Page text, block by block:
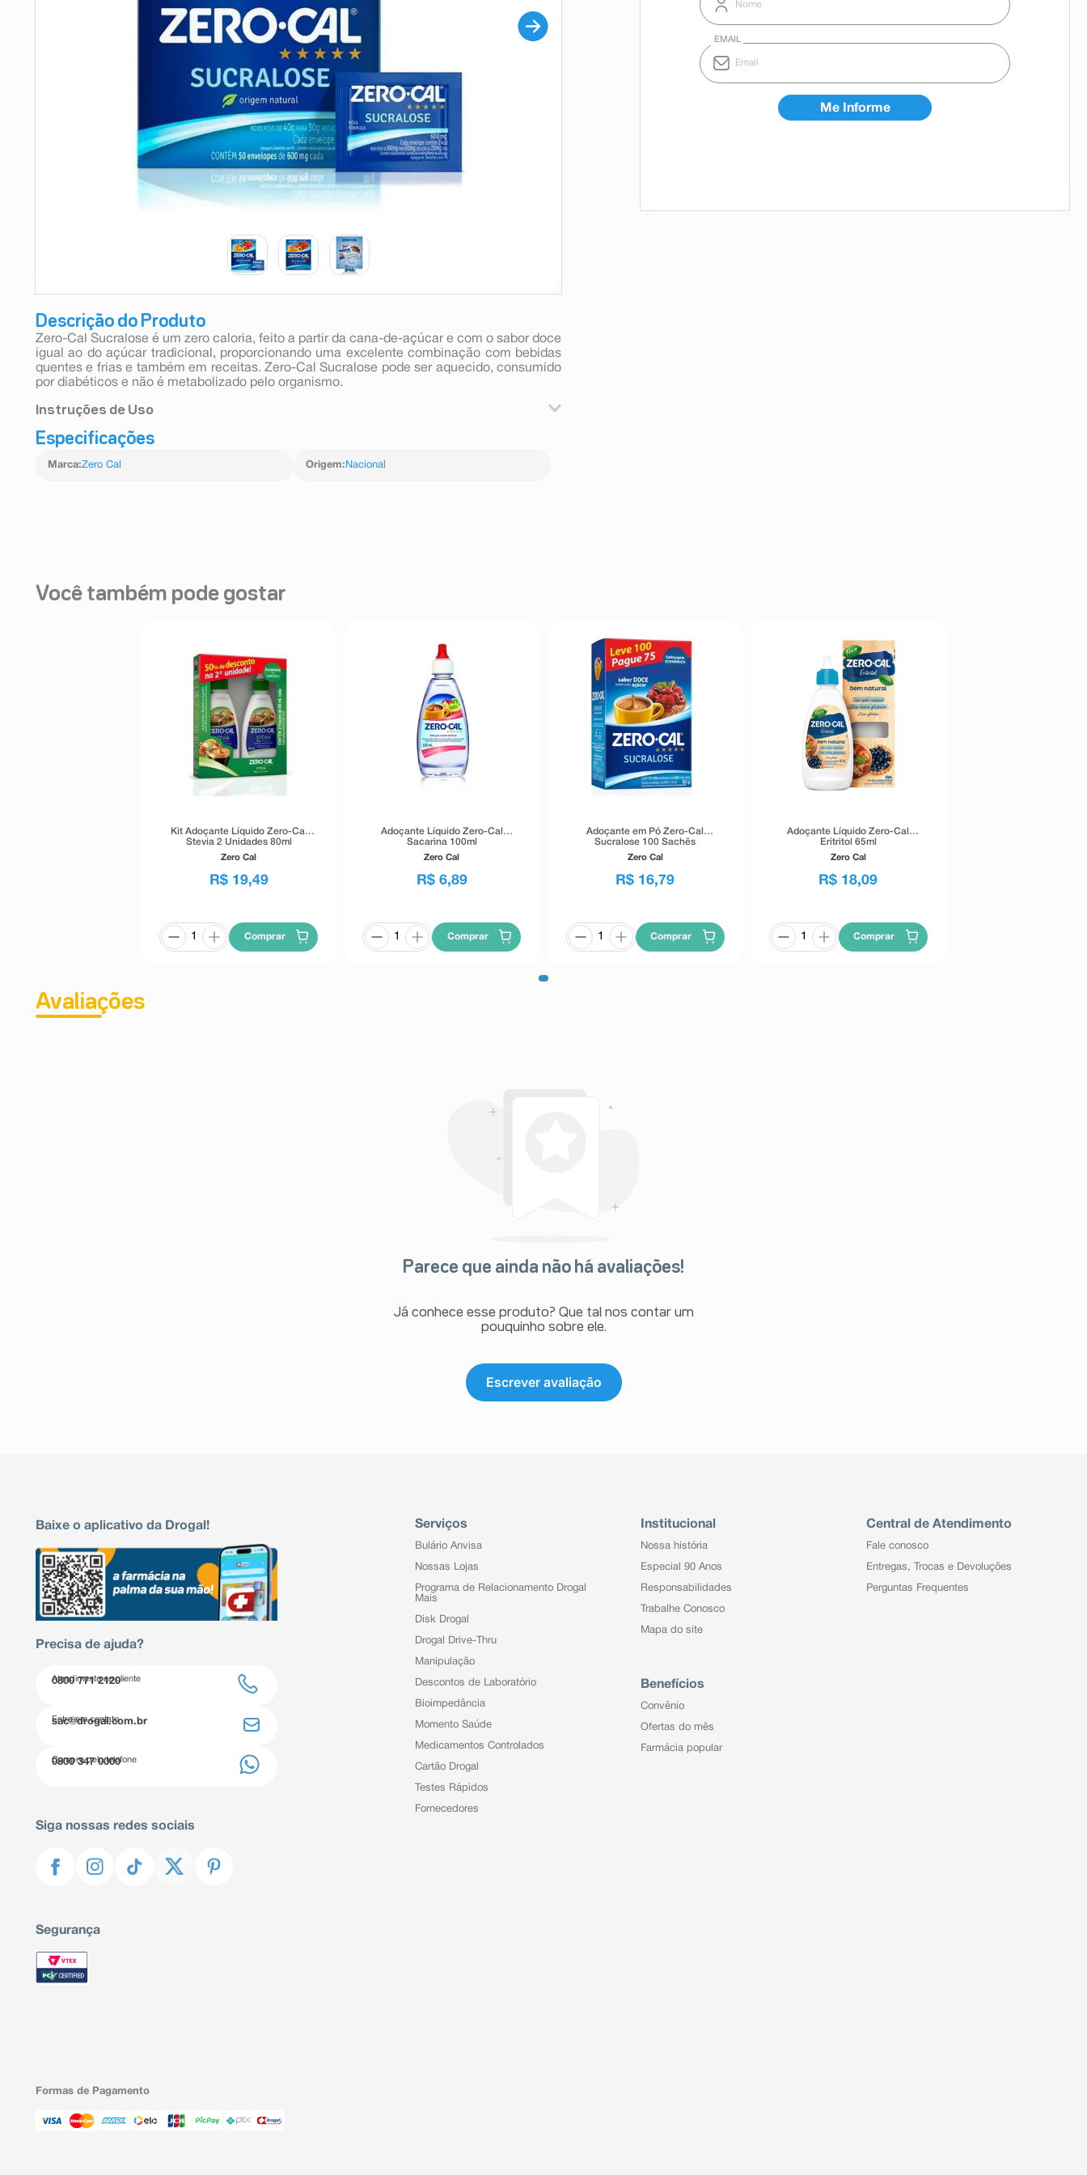
Descrição do Produto
Zero-Cal Sucralose é um zero caloria, feito a partir da cana-de-açúcar e com o sabor doce
igual ao do açúcar tradicional, proporcionando uma excelente combinação com bebidas
quentes e frias e também em receitas. Zero-Cal Sucralose pode ser aquecido, consumido
por diabéticos e não é metabolizado pelo organismo.
Instruções de Uso
O uso recomendado é 1 sachê, que equivale a 2 colheres de chá de açúcar.
Especificações
Marca:Zero Cal Origem: Nacional
Você também pode gostar
Kit Adoçante Líquido Zero-Cal
Stevia 2 Unidades 80ml
Zero Cal
R$ 19,49
Comprar
Adoçante Líquido Zero-Cal
Sacarina 100ml
Zero Cal
R$ 6,89
Comprar
Adoçante em Pó Zero-Cal
Sucralose 100 Sachês
Zero Cal
R$ 16,79
Comprar
Adoçante Líquido Zero-Cal
Eritritol 65ml
Zero Cal
R$ 18,09
Comprar
Avaliações
Parece que ainda não há avaliações!
Já conhece esse produto? Que tal nos contar um
pouquinho sobre ele.
Escrever avaliação
Baixe o aplicativo da Drogal!
Precisa de ajuda?
Atendimento ao cliente
0800 771 2120
Entre em contato
sac@drogal.com.br
Compre pelo telefone
0800 347 0000
Siga nossas redes sociais
Segurança
Serviços
Bulário Anvisa
Nossas Lojas
Programa de Relacionamento Drogal
Mais
Disk Drogal
Drogal Drive-Thru
Manipulação
Descontos de Laboratório
Bioimpedância
Momento Saúde
Medicamentos Controlados
Cartão Drogal
Testes Rápidos
Fornecedores
Institucional
Nossa história
Especial 90 Anos
Responsabilidades
Trabalhe Conosco
Mapa do site
Benefícios
Convênio
Ofertas do mês
Farmácia popular
Central de Atendimento
Fale conosco
Entregas, Trocas e Devoluções
Perguntas Frequentes
Formas de Pagamento
9º esmalte
10ºabsorvente